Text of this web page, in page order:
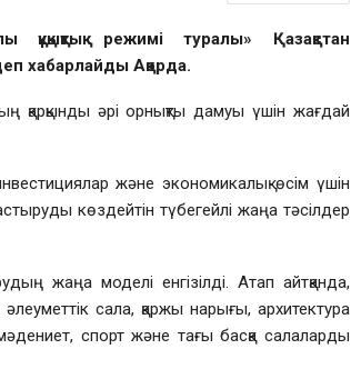
режимі туралы» Қазақстан
хабарлайды Ақорда.
қарқынды әрі орнықты дамуы үшін жағдай
және экономикалық өсім үшін
көздейтін түбегейлі жаңа тәсілдер
жаңа моделі енгізілді. Атап айтқанда,
сала, қаржы нарығы, архитектура
спорт және тағы басқа салаларды